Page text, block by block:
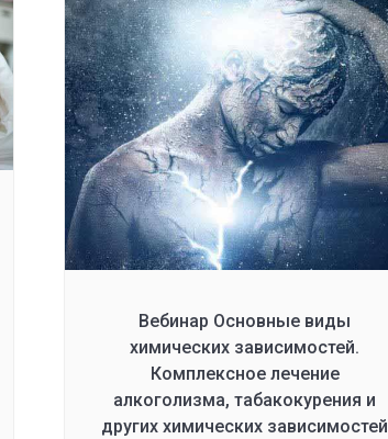
Вебинар Основные виды
химических зависимостей.
Комплексное лечение
алкоголизма, табакокурения и
других химических зависимостей